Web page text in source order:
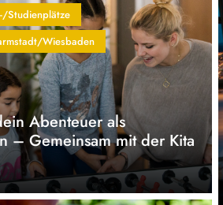
Studienplätze
Wiesbaden
Abenteuer als
– Gemeinsam mit der Kita